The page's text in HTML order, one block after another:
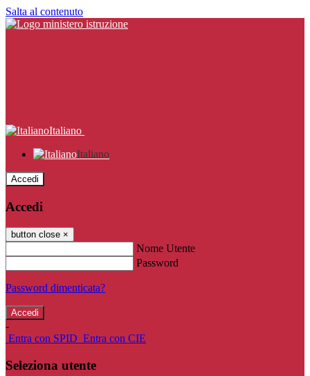
Salta al contenuto
Italiano
Italiano
Accedi
Accedi
button close ×
Nome Utente
Password
Password dimenticata?
-
Entra con SPID Entra con CIE
Seleziona utente